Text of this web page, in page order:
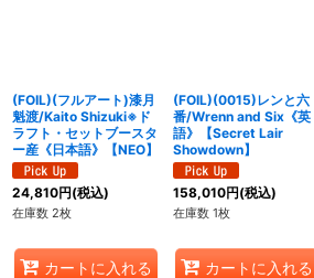
(FOIL)(フルアート)漆月
魁渡/Kaito Shizuki※ド
ラフト・セットブースタ
ー産《日本語》【NEO】
24,810円(税込)
在庫数 2枚
カートに入れる
(FOIL)(0015)レンと六
番/Wrenn and Six《英
語》【Secret Lair
Showdown】
158,010円(税込)
在庫数 1枚
カートに入れる